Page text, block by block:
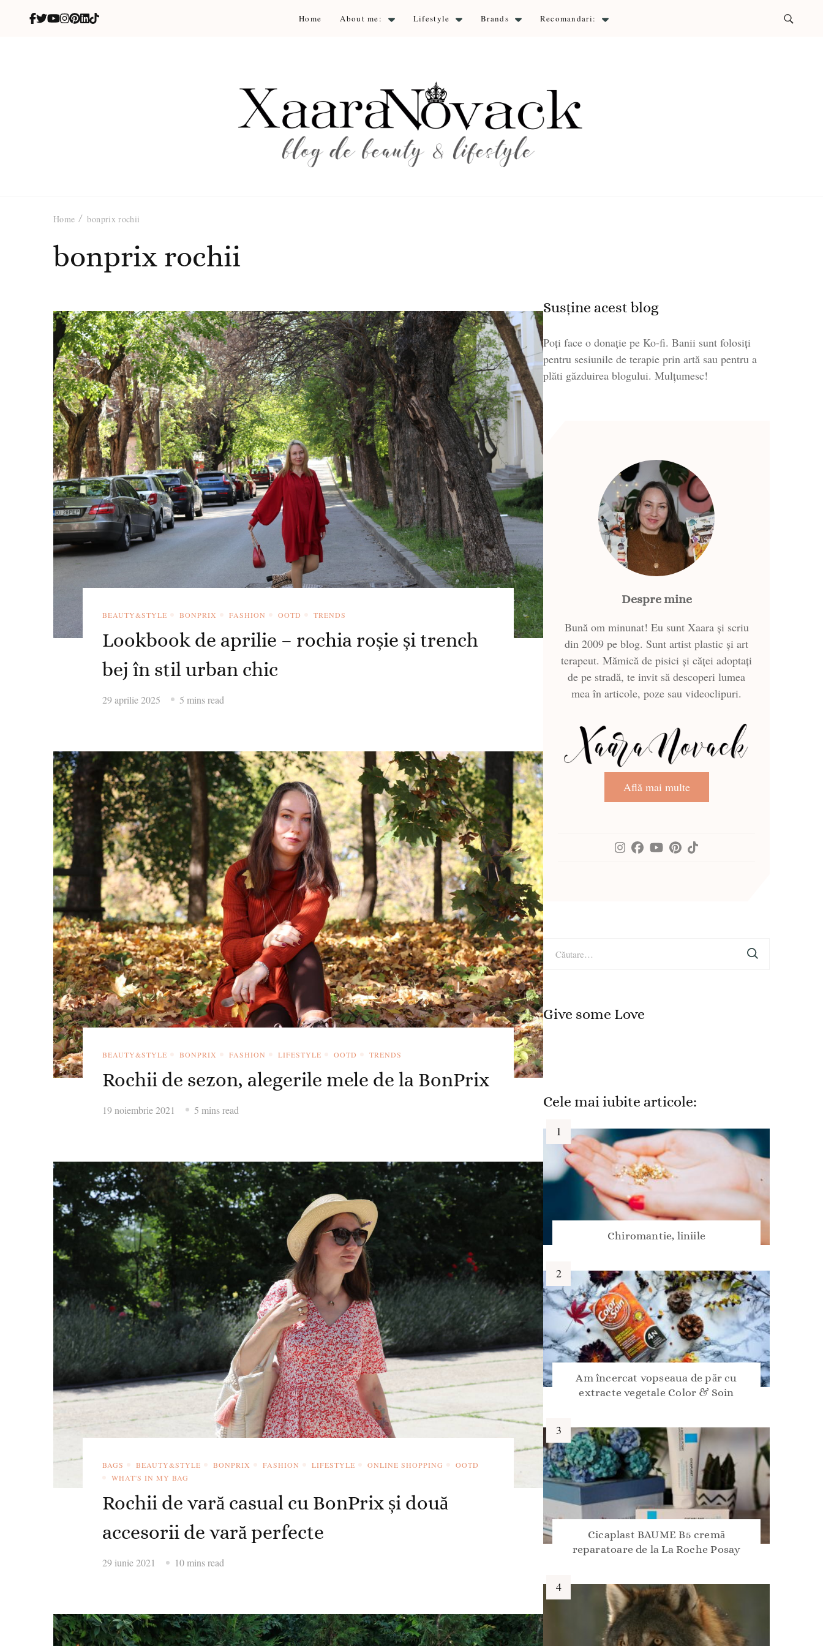
Home About me: Lifestyle Brands Recomandari:
Home bonprix rochii
bonprix rochii
BEAUTY&STYLE BONPRIX FASHION OOTD TRENDS
Lookbook de aprilie – rochia roșie și trench
bej în stil urban chic
29 aprilie 2025 5 mins read
BEAUTY&STYLE BONPRIX FASHION LIFESTYLE OOTD TRENDS
Rochii de sezon, alegerile mele de la BonPrix
19 noiembrie 2021 5 mins read
BAGS BEAUTY&STYLE BONPRIX FASHION LIFESTYLE ONLINE SHOPPING
OOTD
WHAT'S IN MY BAG
Rochii de vară casual cu BonPrix și două
accesorii de vară perfecte
29 iunie 2021 10 mins read
Susține acest blog
Poți face o donație pe Ko-fi. Banii sunt folosiți
pentru sesiunile de terapie prin artă sau pentru a
plăti găzduirea blogului. Mulțumesc!
Despre mine
Bună om minunat! Eu sunt Xaara și scriu
din 2009 pe blog. Sunt artist plastic și art
terapeut. Mămică de pisici și căței adoptați
de pe stradă, te invit să descoperi lumea
mea în articole, poze sau videoclipuri.
Află mai multe
Caută
după:
Give some Love
Cele mai iubite articole:
Chiromantie, liniile
Am încercat vopseaua de păr cu
extracte vegetale Color & Soin
Cicaplast BAUME B5 cremă
reparatoare de la La Roche Posay